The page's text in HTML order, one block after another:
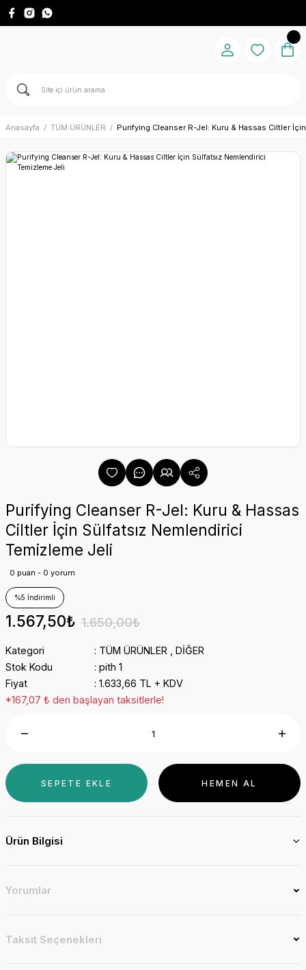
Anasayfa TÜM ÜRÜNLER Purifying Cleanser R-Jel: Kuru & Hassas Ciltler
Purifying Cleanser R-Jel: Kuru & Hassas
Ciltler İçin Sülfatsız Nemlendirici
Temizleme Jeli
0 puan - 0 yorum
%5 İndirimli
1.567,50₺ 1.650,00₺
Kategori TÜM ÜRÜNLER
DİĞER
Stok Kodu
pith 1
Fiyat
1.633,66 TL + KDV
*167,07 ₺ den başlayan taksitlerle!
SEPETE EKLE HEMEN AL
Ürün Bilgisi
Yorumlar
Taksit Seçenekleri